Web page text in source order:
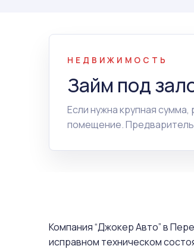
НЕДВИЖИМОСТЬ
Займ под
Если нужна крупная
помещение.
Компания “Джокер Авто” в
исправном техническом